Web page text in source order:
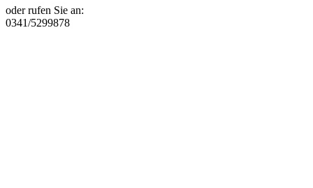
oder rufen Sie an:
0341/5299878